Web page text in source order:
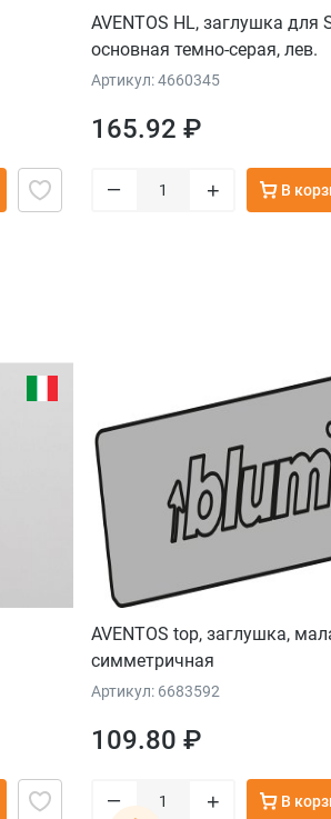
AVENTOS HL, заглушка для
основная темно-серая, лев.
Артикул: 4660345
165.92 ₽
– + В
AVENTOS top, заглушка,
симметричная
Артикул: 6683592
109.80 ₽
– + В